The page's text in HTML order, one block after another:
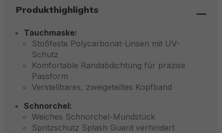
Produkthighlights
Tauchmaske:
Stoßfeste Polycarbonat-Linsen mit UV-
Schutz
Komfortable Randabdichtung für präzise
Passform
Verstellbares, zweigeteiltes Kopfband
Schnorchel:
Weiches Schnorchel-Mundstück
Spritzschutz Splash Guard verhindert